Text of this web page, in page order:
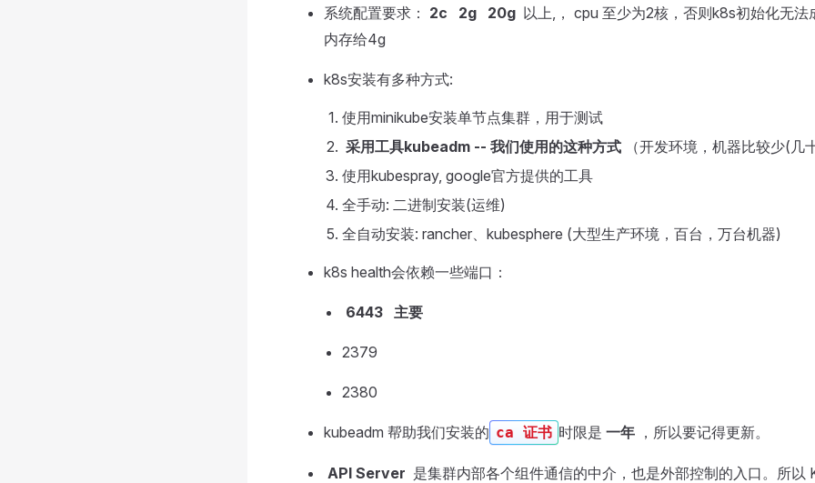
系统配置要求： 2c 2g 20g 以上,， cpu 至少为2核，否则k8s初始化无法
内存给4g
k8s安装有多种方式:
使用minikube安装单节点集群，用于测试
采用工具kubeadm -- 我们使用的这种方式
（开发环境，机器比较少(几
使用kubespray, google官方提供的工具
全手动: 二进制安装(运维)
全自动安装: rancher、kubesphere (大型生产环境，百台，万台机器)
k8s health会依赖一些端口：
6443 主要
2379
2380
kubeadm 帮助我们安装的 ca 证书 时限是 一年 ，所以要记得更新。
API Server 是集群内部各个组件通信的中介，也是外部控制的入口。所以